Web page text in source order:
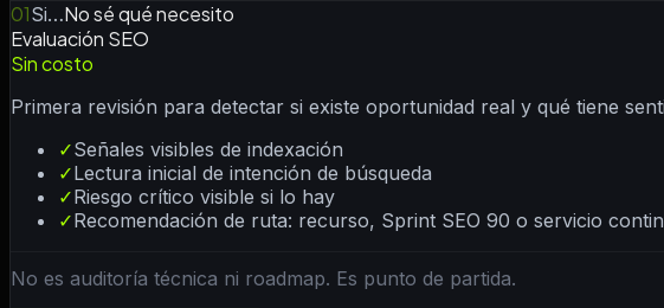
01Si…No sé qué necesito
Evaluación SEO
Sin costo
Primera revisión para detectar si existe oportunidad real y qué tiene
✓Señales visibles de indexación
✓Lectura inicial de intención de búsqueda
✓Riesgo crítico visible si lo hay
✓Recomendación de ruta: recurso, Sprint SEO 90 o servicio
No es auditoría técnica ni roadmap. Es punto de partida.